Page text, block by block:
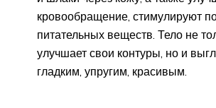
кровообращение, стимулируют
питательных веществ. Тело не
улучшает свои контуры, но и
гладким, упругим, красивым.